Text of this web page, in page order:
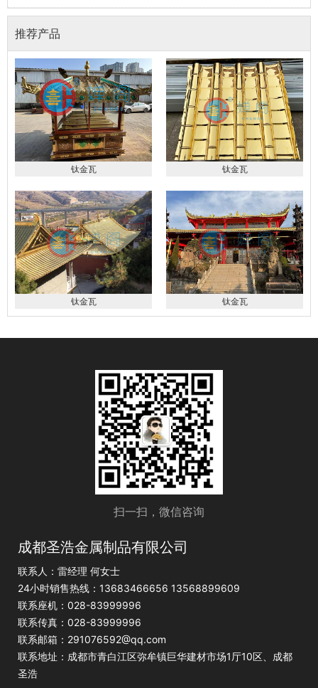
推荐产品
钛金瓦 钛金瓦
钛金瓦 钛金瓦
扫一扫，微信咨询
成都圣浩金属制品有限公司
联系人：雷经理 何女士
24小时销售热线：13683466656 13568899609
联系座机：028-83999996
联系传真：028-83999996
联系邮箱：291076592@qq.com
联系地址：成都市青白江区弥牟镇巨华建材市场1厅10区、成都
圣浩